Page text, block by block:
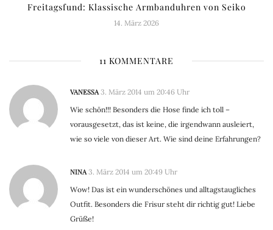
Freitagsfund: Klassische Armbanduhren von Seiko
14. März 2026
11 KOMMENTARE
VANESSA 3. März 2014 um 20:46 Uhr
Wie schön!!! Besonders die Hose finde ich toll –
vorausgesetzt, das ist keine, die irgendwann ausleiert,
wie so viele von dieser Art. Wie sind deine Erfahrungen?
NINA 3. März 2014 um 20:49 Uhr
Wow! Das ist ein wunderschönes und alltagstaugliches
Outfit. Besonders die Frisur steht dir richtig gut! Liebe
Grüße!